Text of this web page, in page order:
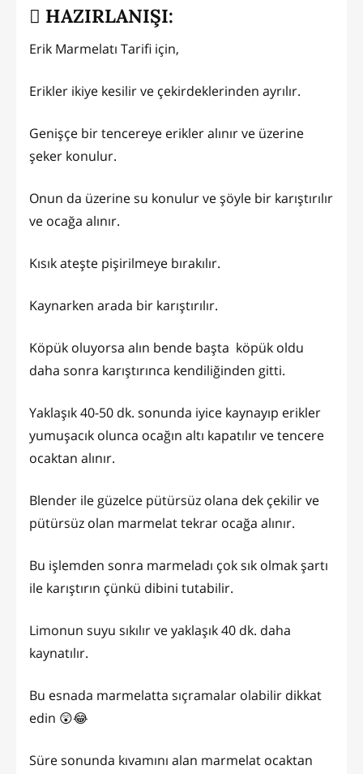
HAZIRLANIŞI:
Erik Marmelatı Tarifi için,
Erikler ikiye kesilir ve çekirdeklerinden ayrılır.
Genişçe bir tencereye erikler alınır ve üzerine
şeker konulur.
Onun da üzerine su konulur ve şöyle bir karıştırılır
ve ocağa alınır.
Kısık ateşte pişirilmeye bırakılır.
Kaynarken arada bir karıştırılır.
Köpük oluyorsa alın bende başta köpük oldu
daha sonra karıştırınca kendiliğinden gitti.
Yaklaşık 40-50 dk. sonunda iyice kaynayıp erikler
yumuşacık olunca ocağın altı kapatılır ve tencere
ocaktan alınır.
Blender ile güzelce pütürsüz olana dek çekilir ve
pütürsüz olan marmelat tekrar ocağa alınır.
Bu işlemden sonra marmeladı çok sık olmak şartı
ile karıştırın çünkü dibini tutabilir.
Limonun suyu sıkılır ve yaklaşık 40 dk. daha
kaynatılır.
Bu esnada marmelatta sıçramalar olabilir dikkat
edin 😲😂
Süre sonunda kıvamını alan marmelat ocaktan